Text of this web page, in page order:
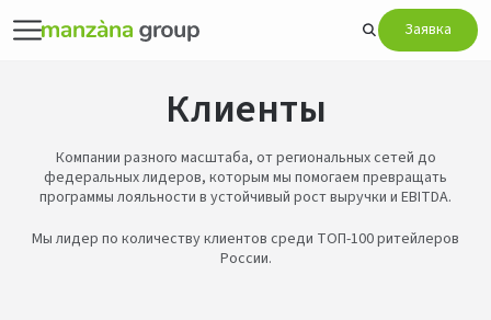
Заявка
Клиенты
Компании разного масштаба, от региональных сетей до
федеральных лидеров, которым мы помогаем превращать
программы лояльности в устойчивый рост выручки и EBITDA.
Мы лидер по количеству клиентов среди ТОП-100 ритейлеров
России.